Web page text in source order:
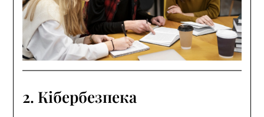
2. Кібербезпека